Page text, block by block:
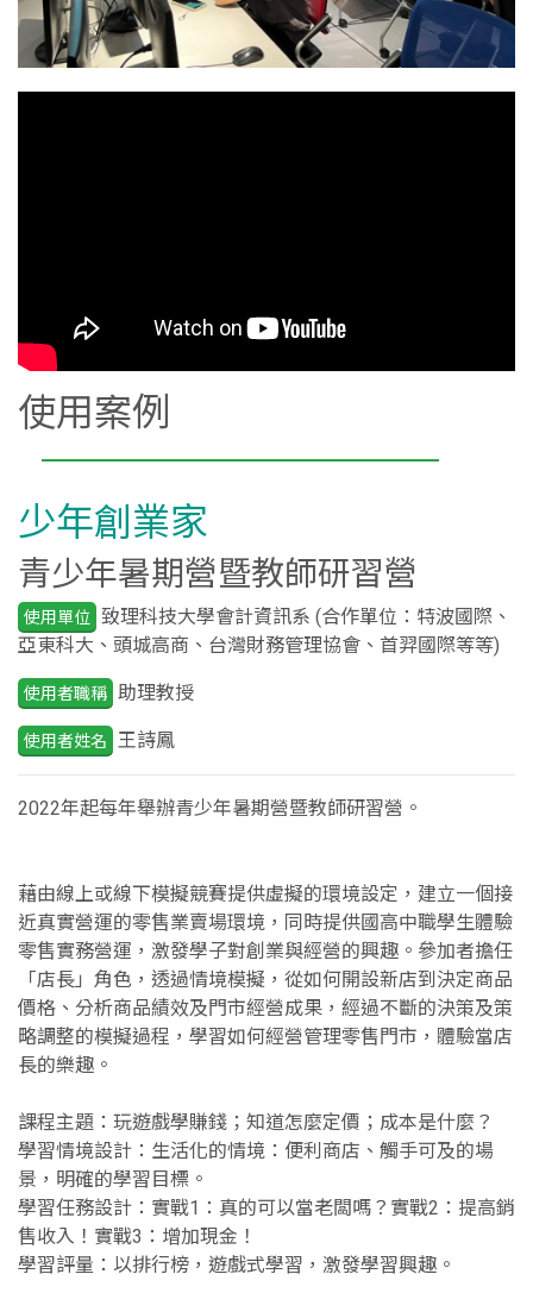
使用案例
少年創業家
青少年暑期營暨教師研習營
使用單位
致理科技大學會計資訊系 (合作單位：特波國際、
亞東科大、頭城高商、台灣財務管理協會、首羿國際等等)
使用者職稱 助理教授
使用者姓名 王詩鳳
2022年起每年舉辦青少年暑期營暨教師研習營。
藉由線上或線下模擬競賽提供虛擬的環境設定，建立一個接
近真實營運的零售業賣場環境，同時提供國高中職學生體驗
零售實務營運，激發學子對創業與經營的興趣。參加者擔任
「店長」角色，透過情境模擬，從如何開設新店到決定商品
價格、分析商品績效及門市經營成果，經過不斷的決策及策
略調整的模擬過程，學習如何經營管理零售門市，體驗當店
長的樂趣。
課程主題：玩遊戲學賺錢；知道怎麼定價；成本是什麼？
學習情境設計：生活化的情境：便利商店、觸手可及的場
景，明確的學習目標。
學習任務設計：實戰1：真的可以當老闆嗎？實戰2：提高銷
售收入！實戰3：增加現金！
學習評量：以排行榜，遊戲式學習，激發學習興趣。